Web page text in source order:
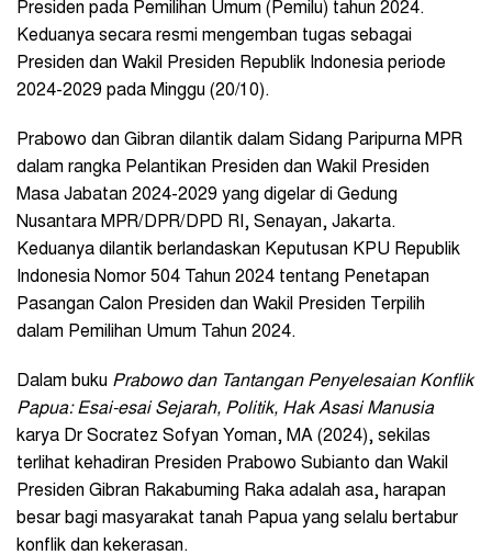
Presiden pada Pemilihan Umum (Pemilu) tahun 2024.
Keduanya secara resmi mengemban tugas sebagai
Presiden dan Wakil Presiden Republik Indonesia periode
2024-2029 pada Minggu (20/10).
Prabowo dan Gibran dilantik dalam Sidang Paripurna MPR
dalam rangka Pelantikan Presiden dan Wakil Presiden
Masa Jabatan 2024-2029 yang digelar di Gedung
Nusantara MPR/DPR/DPD RI, Senayan, Jakarta.
Keduanya dilantik berlandaskan Keputusan KPU Republik
Indonesia Nomor 504 Tahun 2024 tentang Penetapan
Pasangan Calon Presiden dan Wakil Presiden Terpilih
dalam Pemilihan Umum Tahun 2024.
Dalam buku Prabowo dan Tantangan Penyelesaian Konflik
Papua: Esai-esai Sejarah, Politik, Hak Asasi Manusia
karya Dr Socratez Sofyan Yoman, MA (2024), sekilas
terlihat kehadiran Presiden Prabowo Subianto dan Wakil
Presiden Gibran Rakabuming Raka adalah asa, harapan
besar bagi masyarakat tanah Papua yang selalu bertabur
konflik dan kekerasan.